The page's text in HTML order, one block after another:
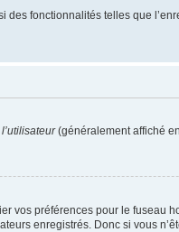
fonctionnalités telles que
(généralement affiché
vos préférences pour le fuseau
enregistrés. Donc si vous